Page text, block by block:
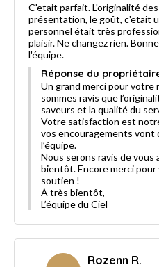
C'etait parfait. L'originalité des
présentation, le goût, c'etait un délice pour les papilles. Le
personnel était très professionnel. Nous
plaisir. Ne changez rien.
l'équipe.
Réponse du
Un grand merci pour votre
sommes ravis que
saveurs et la qualité du
Votre satisfaction est
vos encouragements
l’équipe.
Nous serons ravis de vous
bientôt. Encore merci
soutien !
À très bientôt,
L’équipe du Ciel
Rozenn R.